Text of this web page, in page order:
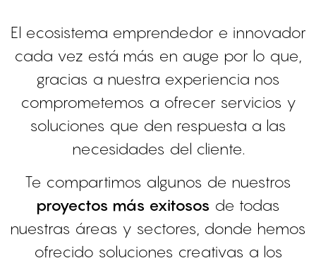
El ecosistema emprendedor e innovador
cada vez está más en auge por lo que,
gracias a nuestra experiencia nos
comprometemos a ofrecer servicios y
soluciones que den respuesta a las
necesidades del cliente.
Te compartimos algunos de nuestros
proyectos más exitosos de todas
nuestras áreas y sectores, donde hemos
ofrecido soluciones creativas a los